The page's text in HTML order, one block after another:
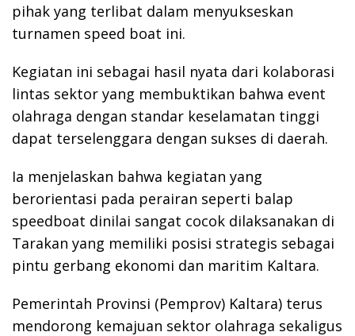
pihak yang terlibat dalam menyukseskan
turnamen speed boat ini.
Kegiatan ini sebagai hasil nyata dari kolaborasi
lintas sektor yang membuktikan bahwa event
olahraga dengan standar keselamatan tinggi
dapat terselenggara dengan sukses di daerah.
Ia menjelaskan bahwa kegiatan yang
berorientasi pada perairan seperti balap
speedboat dinilai sangat cocok dilaksanakan di
Tarakan yang memiliki posisi strategis sebagai
pintu gerbang ekonomi dan maritim Kaltara.
Pemerintah Provinsi (Pemprov) Kaltara) terus
mendorong kemajuan sektor olahraga sekaligus